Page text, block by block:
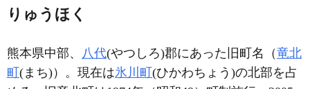
りゅうほく
熊本県中部、 八代(やつしろ)郡にあった旧町名（竜北
町 (まち)）。現在は氷川町 (ひかわちょう)の北部を占